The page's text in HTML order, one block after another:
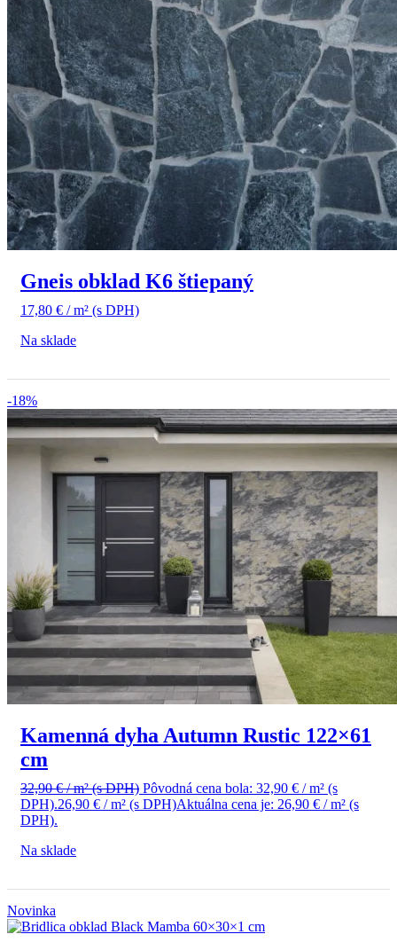
Gneis obklad K6 štiepaný
17,80 € / m² (s DPH)
Na sklade
-18%
Kamenná dyha Autumn Rustic 122×61
cm
32,90€/ m²(s DPH) Pôvodná cena bola: 32,90 € / m² (s
DPH).26,90 € / m² (s DPH)Aktuálna cena je: 26,90 € / m² (s
DPH).
Na sklade
Novinka